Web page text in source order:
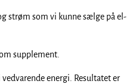
strøm som vi kunne sælge på el-
supplement.
energi. Resultatet er